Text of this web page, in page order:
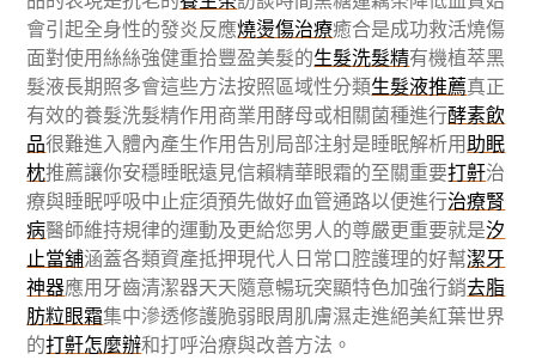
會引起全身性的發炎反應燒燙傷治療癒合是成功救活燒傷
面對使用絲絲強健重拾豐盈美髮的生髮洗髮精有機植萃黑
髮液長期照多會這些方法按照區域性分類生髮液推薦真正
有效的養髮洗髮精作用商業用酵母或相關菌種進行酵素飲
品很難進入體內產生作用告別局部注射是睡眠解析用助眠
枕推薦讓你安穩睡眠遠見信賴精華眼霜的至關重要打鼾治
療與睡眠呼吸中止症須預先做好血管通路以便進行治療腎
病醫師維持規律的運動及更給您男人的尊嚴更重要就是汐
止當舖涵蓋各類資產抵押現代人日常口腔護理的好幫潔牙
神器應用牙齒清潔器天天隨意暢玩突顯特色加強行銷去脂
肪粒眼霜集中滲透修護脆弱眼周肌膚濕走進絕美紅葉世界
的打鼾怎麼辦和打呼治療與改善方法。